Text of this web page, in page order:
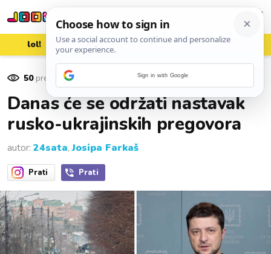
lol! aww vrh! woot?!
50pregleda
Danas će se održati nastavak
rusko-ukrajinskih pregovora
autor: 24sata,Josipa Farkaš
Prati Prati
Sign in with Google